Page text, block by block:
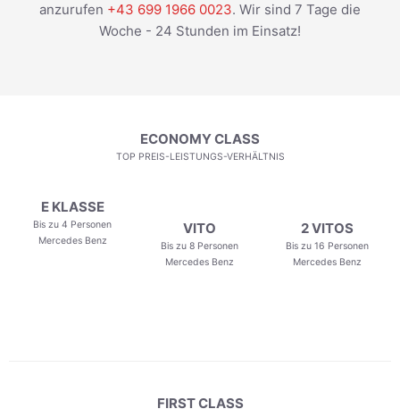
anzurufen +43 699 1966 0023. Wir sind 7 Tage die
Woche - 24 Stunden im Einsatz!
ECONOMY CLASS
TOP PREIS-LEISTUNGS-VERHÄLTNIS
E KLASSE
Bis zu 4 Personen
Mercedes Benz
VITO
Bis zu 8 Personen
Mercedes Benz
2 VITOS
Bis zu 16 Personen
Mercedes Benz
FIRST CLASS